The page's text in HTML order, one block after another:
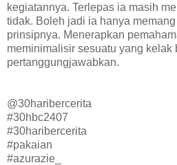
kegiatannya. Terlepas ia masih
tidak. Boleh jadi ia hanya
prinsipnya. Menerapkan
meminimalisir sesuatu yang kelak
pertanggungjawabkan.
@30haribercerita
#30hbc2407
#30haribercerita
#pakaian
#azurazie_